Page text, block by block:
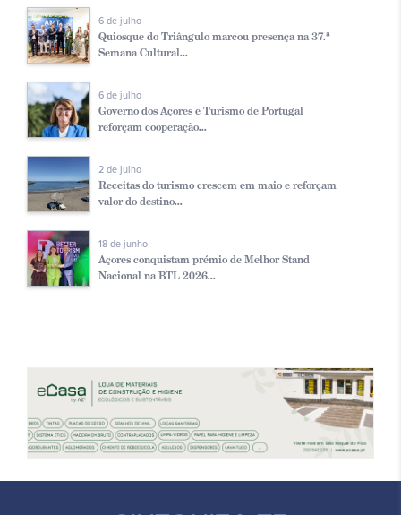
6 de julho
Quiosque do Triângulo marcou presença na 37.ª
Semana Cultural...
6 de julho
Governo dos Açores e Turismo de Portugal
reforçam cooperação...
2 de julho
Receitas do turismo crescem em maio e reforçam
valor do destino...
18 de junho
Açores conquistam prémio de Melhor Stand
Nacional na BTL 2026...